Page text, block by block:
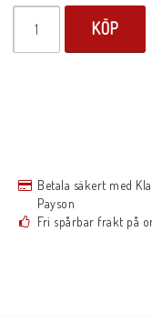
KÖP
Betala säkert med
Payson
Fri spårbar frakt på